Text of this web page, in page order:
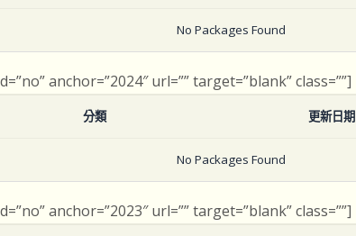
No Packages Found
anchor=”2024″ url=”” target=”blank” class=””]
分類 更新日期
No Packages Found
anchor=”2023″ url=”” target=”blank” class=””]